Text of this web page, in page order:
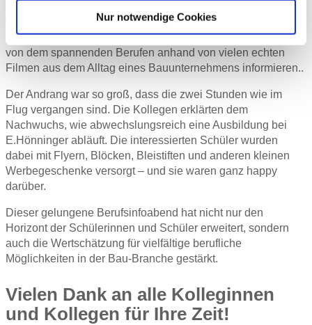
Nur notwendige Cookies
waren unsere Baustellen- und Zeitrafferfilme auf dem großen
Monitor. Hier konnten sich die interessierten Jugendlichen
von dem spannenden Berufen anhand von vielen echten
Filmen aus dem Alltag eines Bauunternehmens informieren..
Der Andrang war so groß, dass die zwei Stunden wie im
Flug vergangen sind. Die Kollegen erklärten dem
Nachwuchs, wie abwechslungsreich eine Ausbildung bei
E.Hönninger abläuft. Die interessierten Schüler wurden
dabei mit Flyern, Blöcken, Bleistiften und anderen kleinen
Werbegeschenke versorgt – und sie waren ganz happy
darüber.
Dieser gelungene Berufsinfoabend hat nicht nur den
Horizont der Schülerinnen und Schüler erweitert, sondern
auch die Wertschätzung für vielfältige berufliche
Möglichkeiten in der Bau-Branche gestärkt.
Vielen Dank an alle Kolleginnen
und Kollegen für Ihre Zeit!